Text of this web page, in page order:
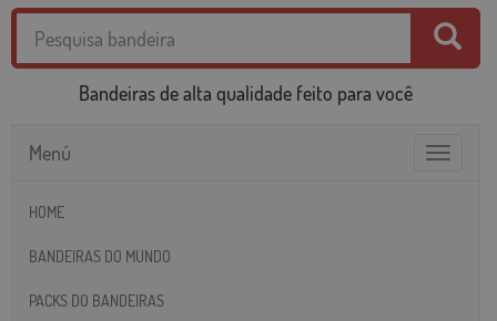
Bandeiras de alta qualidade feito para você
Toggle
Menú
HOME
BANDEIRAS DO MUNDO
PACKS DO BANDEIRAS